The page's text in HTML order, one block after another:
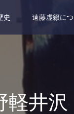
史 遠藤虚籟に
／長